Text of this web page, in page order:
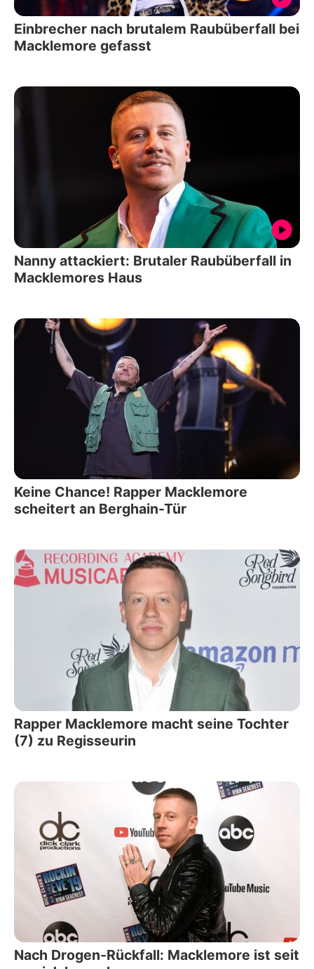
Einbrecher nach brutalem Raubüberfall bei
Macklemore gefasst
Nanny attackiert: Brutaler Raubüberfall in
Macklemores Haus
Keine Chance! Rapper Macklemore
scheitert an Berghain-Tür
Rapper Macklemore macht seine Tochter
(7) zu Regisseurin
Nach Drogen-Rückfall: Macklemore ist seit